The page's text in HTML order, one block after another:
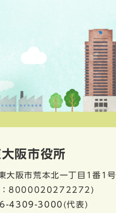
阪市役所
大阪市荒本北一丁目1番1号
：8000020272272)
4309-3000 (代表)